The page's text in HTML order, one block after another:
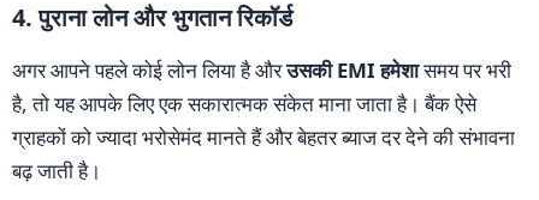
4. पुराना लोन और भुगतान रिकॉर्ड
अगर आपने पहले कोई लोन लिया है औरउसकी EMI हमेशासमय पर भरी
है, तो यह आपके लिए एक सकारात्मक संकेत माना जाता है। बैंक ऐसे
ग्राहकों को ज्यादा भरोसेमंद मानते हैं और बेहतर ब्याज दर देने की संभावना
बढ़ जाती है।